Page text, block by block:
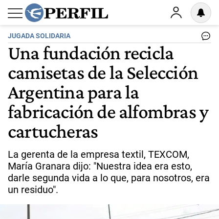
JUGADA SOLIDARIA
Una fundación recicla
camisetas de la Selección
Argentina para la
fabricación de alfombras y
cartucheras
La gerenta de la empresa textil, TEXCOM,
María Granara dijo: "Nuestra idea era esto,
darle segunda vida a lo que, para nosotros, era
un residuo".